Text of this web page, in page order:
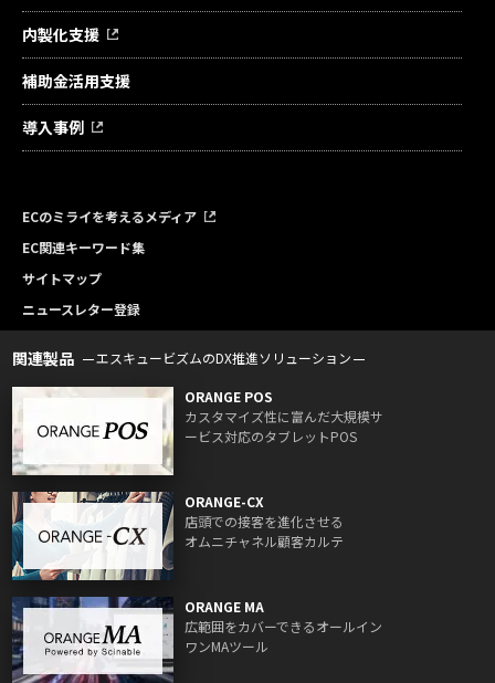
内製化支援
補助金活用支援
導入事例
ECのミライを考えるメディア
EC関連キーワード集
サイトマップ
ニュースレター登録
関連製品 エスキュービズムのDX推進ソリューション
ORANGE POS
カスタマイズ性に富んだ大規模サ
ービス対応のタブレットPOS
ORANGE-CX
店頭での接客を進化させる
オムニチャネル顧客カルテ
ORANGE MA
広範囲をカバーできるオールイン
ワンMAツール